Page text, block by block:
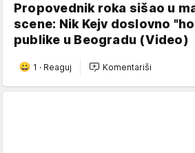
Propovednik roka sišao u
scene: Nik Kejv doslovno
publike u Beogradu (Video)
1 · Reaguj Komentariši